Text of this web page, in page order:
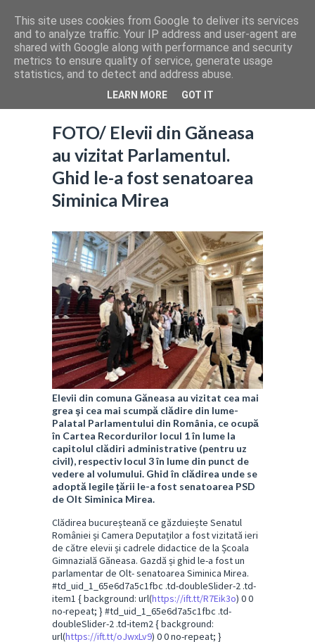
FOTO/ Elevii din Găneasa
au vizitat Parlamentul.
Ghid le-a fost senatoarea
Siminica Mirea
Elevii din comuna Găneasa au vizitat cea mai
grea şi cea mai scumpă clădire din lume-
Palatal Parlamentului din România, ce ocupă
în Cartea Recordurilor locul 1 în lume la
capitolul clădiri administrative (pentru uz
civil), respectiv locul 3 în lume din punct de
vedere al volumului. Ghid în clădirea unde se
adoptă legile țării le-a fost senatoarea PSD
de Olt Siminica Mirea.
Clădirea bucureșteană ce găzduiește Senatul
României și Camera Deputaților a fost vizitată ieri
de către elevii și cadrele didactice de la Școala
Gimnazială Găneasa. Gazdă și ghid le-a fost un
parlamentar de Olt- senatoarea Siminica Mirea.
#td_uid_1_65e6d7a5c1fbc .td-doubleSlider-2 .td-
item1 { background: url(https://ift.tt/R7Eik3o) 0 0
no-repeat; } #td_uid_1_65e6d7a5c1fbc .td-
doubleSlider-2 .td-item2 { background:
url(https://ift.tt/oJwxLv9) 0 0 no-repeat; }
This site uses cookies from Google to deliver its services
and to analyze traffic. Your IP address and user-agent are
shared with Google along with performance and security
metrics to ensure quality of service, generate usage
statistics, and to detect and address abuse.
LEARN MORE GOT IT